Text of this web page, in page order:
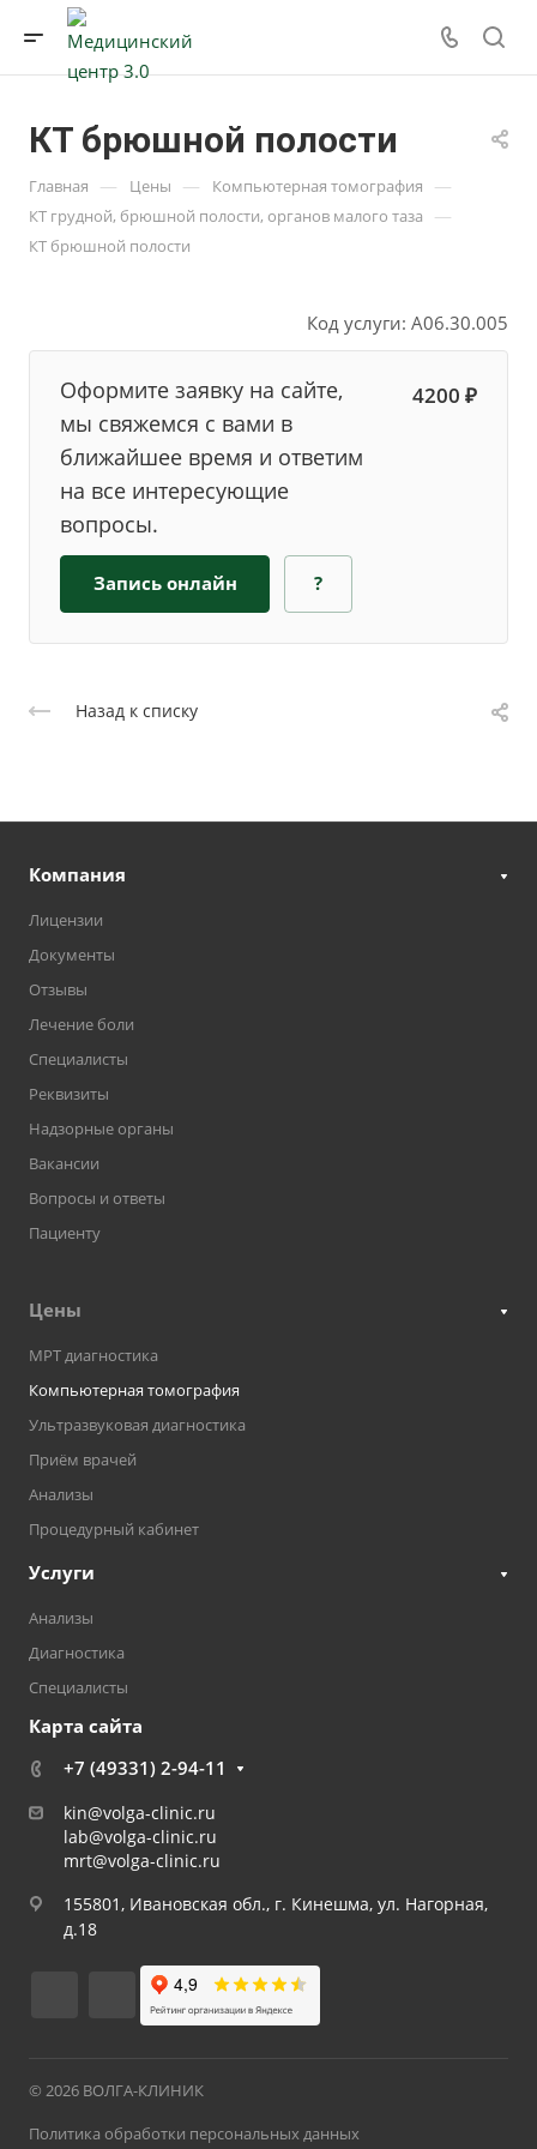
КТ брюшной полости
Главная — Цены — Компьютерная томография —
КТ грудной, брюшной полости, органов малого таза —
КТ брюшной полости
Код услуги: A06.30.005
Оформите заявку на сайте,
мы свяжемся с вами в
ближайшее время и ответим
на все интересующие
вопросы.
4200 ₽
Запись онлайн ?
Назад к списку
Компания
Лицензии
Документы
Отзывы
Лечение боли
Специалисты
Реквизиты
Надзорные органы
Вакансии
Вопросы и ответы
Пациенту
Цены
МРТ диагностика
Компьютерная томография
Ультразвуковая диагностика
Приём врачей
Анализы
Процедурный кабинет
Услуги
Анализы
Диагностика
Специалисты
Карта сайта
+7 (49331) 2-94-11
kin@volga-clinic.ru
lab@volga-clinic.ru
mrt@volga-clinic.ru
155801, Ивановская обл., г. Кинешма, ул. Нагорная,
д.18
© 2026 ВОЛГА-КЛИНИК
Политика обработки персональных данных